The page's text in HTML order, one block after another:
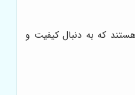
که به دنبال کیفیت و